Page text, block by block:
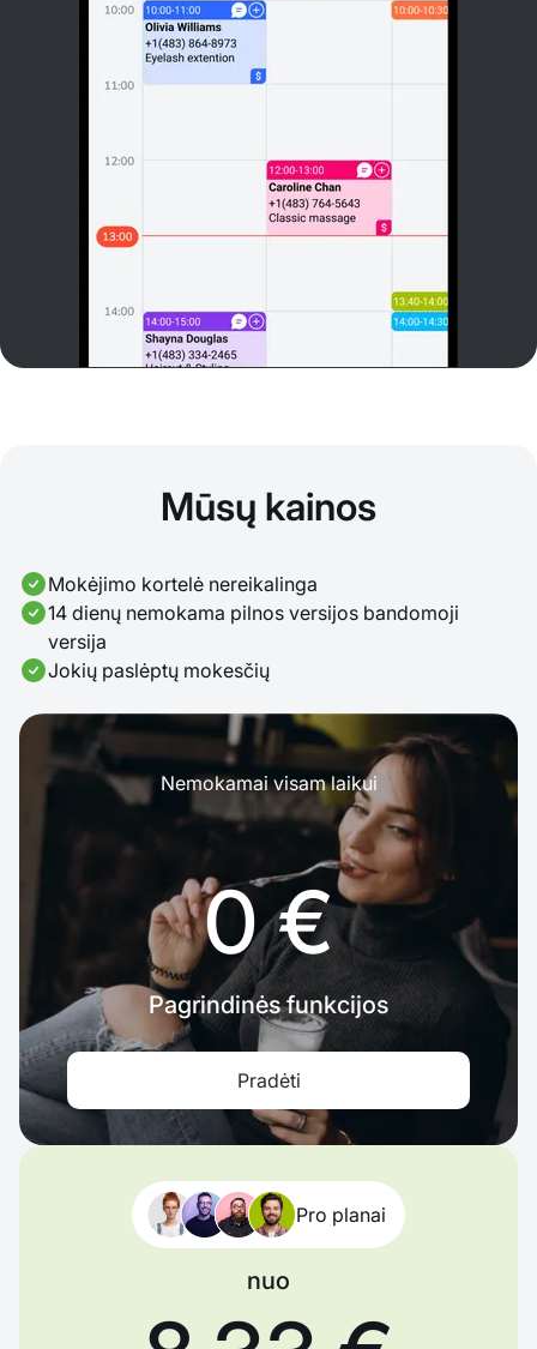
Mūsų kainos
Mokėjimo kortelė nereikalinga
14 dienų nemokama pilnos versijos bandomoji
versija
Jokių paslėptų mokesčių
Nemokamai visam laikui
0 €
Pagrindinės funkcijos
Pradėti
Pro planai
nuo